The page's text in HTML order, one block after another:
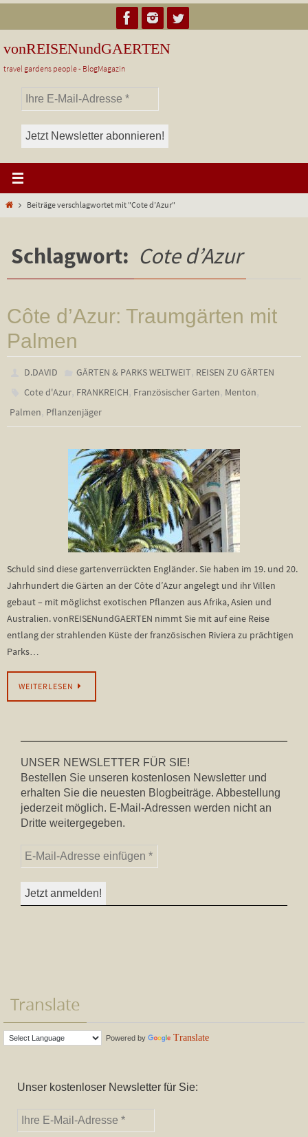
Inhalt
springen
vonREISENundGAERTEN
travel gardens people - BlogMagazin
StartBeiträge verschlagwortet mit "Cote d’Azur"
Schlagwort: Cote d’Azur
Côte d’Azur: Traumgärten mit
Palmen
D.DAVID GÄRTEN & PARKS WELTWEIT, REISEN ZU GÄRTEN
Cote d'Azur, FRANKREICH, Französischer Garten, Menton,
Palmen, Pflanzenjäger
Schuld sind diese gartenverrückten Engländer. Sie haben im 19. und 20.
Jahrhundert die Gärten an der Côte d’Azur angelegt und ihr Villen
gebaut – mit möglichst exotischen Pflanzen aus Afrika, Asien und
Australien. vonREISENundGAERTEN nimmt Sie mit auf eine Reise
entlang der strahlenden Küste der französischen Riviera zu prächtigen
Parks…
WEITERLESEN
UNSER NEWSLETTER FÜR SIE!
Bestellen Sie unseren kostenlosen Newsletter und
erhalten Sie die neuesten Blogbeiträge. Abbestellung
jederzeit möglich. E-Mail-Adressen werden nicht an
Dritte weitergegeben.
Translate
Powered by Translate
Unser kostenloser Newsletter für Sie: